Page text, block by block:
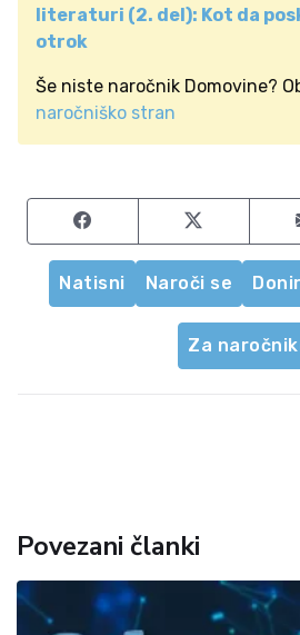
literaturi (2. del): Kot da
otrok
Še niste naročnik Domovine?
naročniško stran
Share on Facebook
Share on
Natisni Naroči se
Za
Povezani članki